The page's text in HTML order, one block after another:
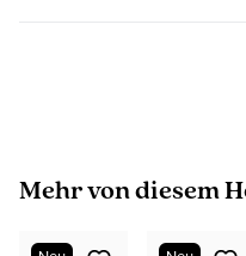
Produktgalerie überspringen
Mehr von diesem